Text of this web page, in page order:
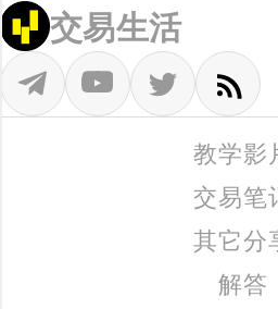
交易生活
教学影
交易笔
其它分
解答